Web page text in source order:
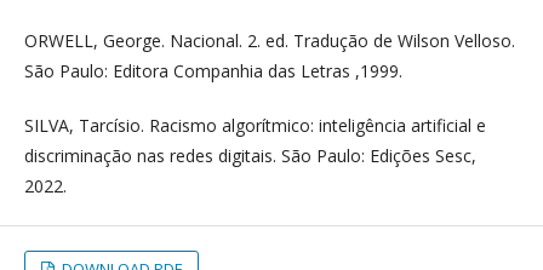
ORWELL, George. Nacional. 2. ed. Tradução de Wilson Velloso.
São Paulo: Editora Companhia das Letras ,1999.
SILVA, Tarcísio. Racismo algorítmico: inteligência artificial e
discriminação nas redes digitais. São Paulo: Edições Sesc,
2022.